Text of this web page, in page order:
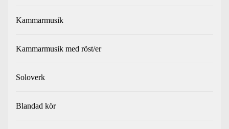
Kammarmusik
Kammarmusik med röst/er
Soloverk
Blandad kör